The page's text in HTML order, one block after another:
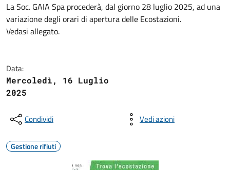
La Soc. GAIA Spa procederà, dal giorno 28 luglio 2025, ad una
variazione degli orari di apertura delle Ecostazioni.
Vedasi allegato.
Data:
Mercoledì, 16 Luglio
2025
Condividi Vedi azioni
Gestione rifiuti